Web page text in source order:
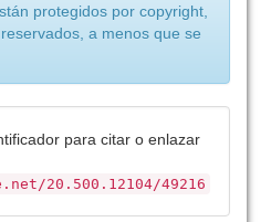
protegidos por copyright,
a menos que se
para citar o enlazar
20.500.12104/49216